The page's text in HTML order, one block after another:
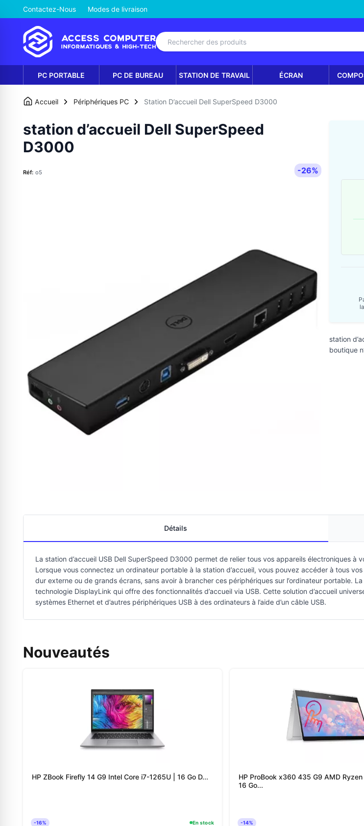
Contactez-Nous Modes de livraison
PC PORTABLE PC DE BUREAU STATION DE TRAVAIL ÉCRAN
Accueil Périphériques PC Station D’accueil Dell SuperSpeed D3000
station d’accueil Dell SuperSpeed
D3000
Réf: o5 -26%
station
boutique
Détails
La station d’accueil USB Dell SuperSpeed D3000 permet de relier tous vos appareils électroniques à
Lorsque vous connectez un ordinateur portable à la station d’accueil, vous pouvez accéder à tous
dur externe ou de grands écrans, sans avoir à brancher ces périphériques sur l’ordinateur portable.
technologie DisplayLink qui offre des fonctionnalités d’accueil via USB. Cette solution d’accueil
systèmes Ethernet et d’autres périphériques USB à des ordinateurs à l’aide d’un câble USB.
Nouveautés
HP ZBook Firefly 14 G9 Intel Core i7-1265U | 16 Go D...
-16% En stock
HP ProBook x360 435 G9 AMD Ryzen
16 Go...
-14%